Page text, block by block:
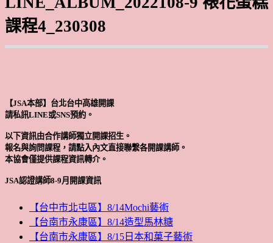
課程4_230308
【JSA本部】台北台中高雄開課
請私訊LINE或SNS預約。
以下資訊由合作講師獨立開課招生。
報名與詢問課程，請點入內文直接聯繫各開課講師。
本協會僅提供課程資訊轉介。
JSA認證講師8-9月開課資訊
【台中市北屯區】8/14Mochi藝術
【台南市永康區】8/14造型馬林糖
【台南市永康區】8/15日本和菓子藝術